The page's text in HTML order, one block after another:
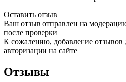
Оставить отзыв
Ваш отзыв отправлен на
после проверки
К сожалению, добавление отзывов
авторизации на сайте
Отзывы